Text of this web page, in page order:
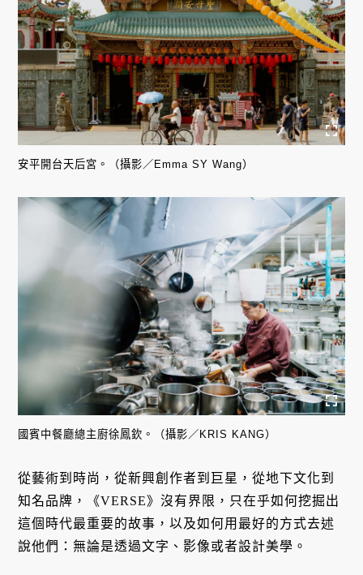
安平開台天后宮。（攝影／Emma SY Wang）
國賓中餐廳總主廚徐鳳欽。（攝影／KRIS KANG）
從藝術到時尚，從新興創作者到巨星，從地下文化到
知名品牌，《VERSE》沒有界限，只在乎如何挖掘出
這個時代最重要的故事，以及如何用最好的方式去述
說他們：無論是透過文字、影像或者設計美學。